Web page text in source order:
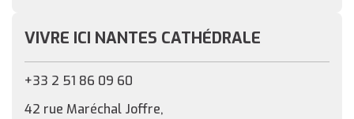
VIVRE ICI NANTES CATHÉDRALE
+33 2 51 86 09 60
42 rue Maréchal Joffre,